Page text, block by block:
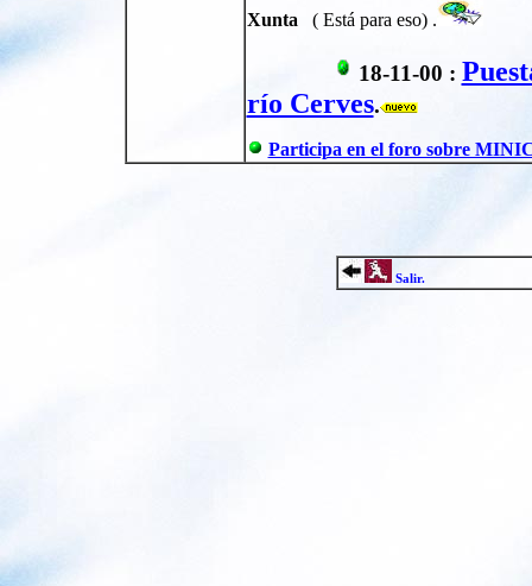
Xunta( Está para eso) .
18-11-00 :
río Cerves.
Participa en el foro sobre
Salir.